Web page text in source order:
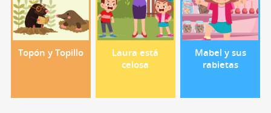
Topón y Topillo
Laura está
celosa
Mabel y sus
rabietas